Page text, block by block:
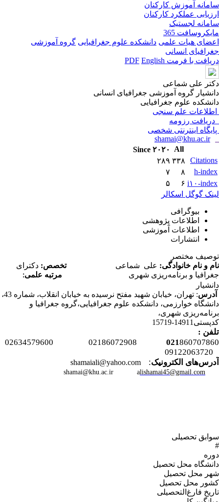
سامانه آموزش کارکنان
ارزیابی عملکرد کارکنان
سامانه لجستیک
مایکروسافت 365
اعضای هیات علمی دانشکده علوم جغرافیایی گروه آموزشی
جغرافیای انسانی
دریافت با فرمت PDF English
دکتر علی شماعی
دانشیار گروه آموزشی جغرافیای انسانی
دانشکده علوم جغرافیایی
اطلاعات علم سنجی
دریافت رزومه
پایگاه اینترنتی شخصی
shamai@khu.ac.ir
All
Since ۲۰۲۰
Citations
۳۳۸ ۲۸۹
h-index
۸
۷
i۱۰-index ۶
۵
لینک گوگل اسکالر
بیوگرافی
اطلاعات پژوهشی
اطلاعات آموزشی
انتشارات
توصیف مختصر
نام و نام خانوادگی: علی شماعی تخصص: دکترای
جغرافیا و برنامه‌ریزی شهری
مرتبه علمی:
دانشیار
آدرس:
تهران، خیابان شهید مفتح نرسیده به خیابان انقلاب، شماره 43،
دانشگاه خوارزمی، دانشکده علوم جغرافیایی،گروه جغرافیا و
برنامه‌ریزی شهری،
کدپستی14911-15719
تلفن :
021860707860 02186072908 02634579600
آدرس‌های الکترونيک:
shamaiali@yahoo.com
lishamai45@gmail.com
a
shamai@khu.ac.ir
سوابق تحصیلی
#
دوره
دانشگاه محل تحصیل
شهر محل تحصیل
کشور محل تحصیل
تاریخ فارغ‌التحصیلى